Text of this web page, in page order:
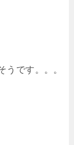
うです。。。